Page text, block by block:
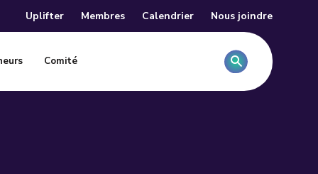
Uplifter Membres Calendrier Nous joindre
Comité Rechercher